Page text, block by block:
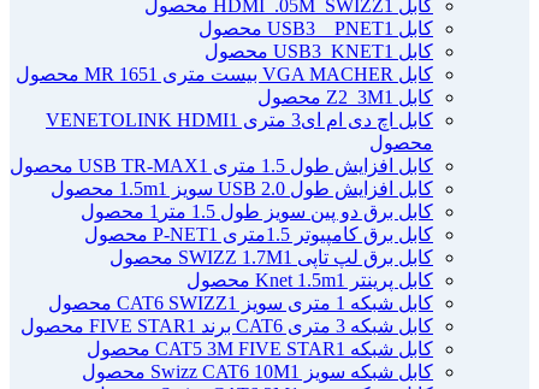
کابل HDMI_.05M_SWIZZ 1 محصول
کابل USB3 _ PNET 1 محصول
کابل USB3_KNET 1 محصول
کابل VGA MACHER بیست متری MR 165
1 محصول
کابل Z2_3M 1 محصول
کابل اچ دی ام ای3 متری VENETOLINK HDMI
1
محصول
کابل افزایش طول 1.5 متری USB TR-MAX
1 محصول
کابل افزایش طول USB 2.0 سویز 1.5m
1 محصول
کابل برق دو پین سویز طول 1.5 متر
1 محصول
کابل برق کامپیوتر 1.5ﻣﺘﺮی P-NET
1 محصول
کابل برق لپ تاپی SWIZZ 1.7M 1 محصول
کابل پرینتر Knet 1.5m
1 محصول
کابل شبکه 1 متری سویز CAT6 SWIZZ
1 محصول
کابل شبکه 3 متری CAT6 برند FIVE STAR
1 محصول
کابل شبکه CAT5 3M FIVE STAR 1 محصول
کابل شبکه سویز Swizz CAT6 10M
1 محصول